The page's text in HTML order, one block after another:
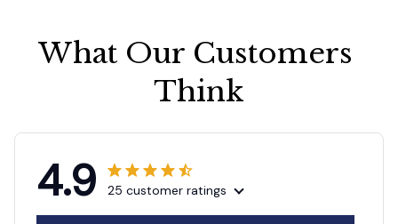
What Our Customers
Think
4.9 25 customer ratings